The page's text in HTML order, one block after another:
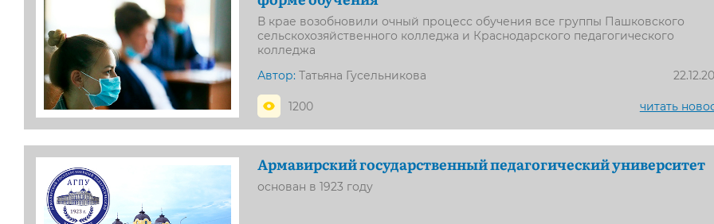
В крае возобновили очный процесс обучения все группы Пашковского
сельскохозяйственного колледжа и Краснодарского педагогического
колледжа
Автор: Татьяна Гусельникова
1200 читать
Армавирский государственный педагогический университет
основан в 1923 году